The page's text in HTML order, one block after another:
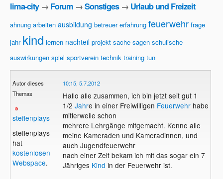
lima-city→ Forum →Sonstiges→ Urlaub und Freizeit
ahnung arbeiten ausbildung betreuer erfahrung feuerwehr frage
jahr kind lernen nachteil projekt sache sagen schulische
auswirkungen spiel sportverein technik training tun
Autor dieses
Themas
steffenplays
steffenplays
hat
kostenlosen
Webspace.
10:15, 5.7.2012
Hallo alle zusammen, ich bin jetzt seit gut 1
1/2 Jahre in einer Freiwilligen Feuerwehrhabe
mitlerweile schon
mehrere Lehrgänge mitgemacht. Kenne alle
meine Kameraden und Kameradinnen, und
auch Jugendfeuerwehr
nach einer Zeit bekam ich mit das sogar ein 7
Jähriges Kind in der Feuerwehr ist.